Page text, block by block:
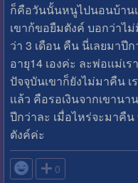
ก็คือวันนั้นหนูไปนอนบ้าน
เขาก้ขอยืมตังค์ บอกว่าไ
ว่า 3 เดือน คืน นี่เลยมาปี
อายุ14 เองค่ะ ละพ่อเเม่เ
ปัจจุบันเขาก็ยังไม่มาคืน เ
เเล้ว คือรอเงินจากเขาน
ปีกว่าละ เมื่อไหร่จะมาคื
ตังค์ค่ะ
 0